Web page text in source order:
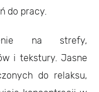
do pracy.
na strefy,
i tekstury. Jasne
do relaksu,